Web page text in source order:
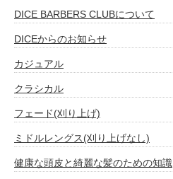
DICE BARBERS CLUBについて
DICEからのお知らせ
カジュアル
クラシカル
フェード(刈り上げ)
ミドルレングス(刈り上げなし)
健康な頭皮と綺麗な髪のための知識